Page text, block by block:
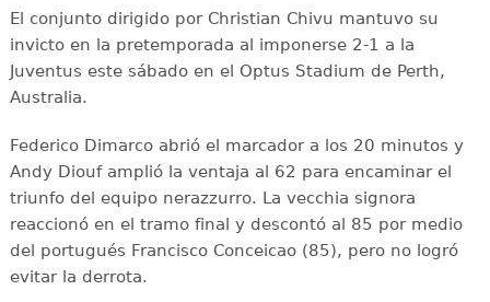
El conjunto dirigido por Christian Chivu mantuvo su
invicto en la pretemporada al imponerse 2-1 a la
Juventus este sábado en el Optus Stadium de Perth,
Australia.
Federico Dimarco abrió el marcador a los 20 minutos y
Andy Diouf amplió la ventaja al 62 para encaminar el
triunfo del equipo nerazzurro. La vecchia signora
reaccionó en el tramo final y descontó al 85 por medio
del portugués Francisco Conceicao (85), pero no logró
evitar la derrota.